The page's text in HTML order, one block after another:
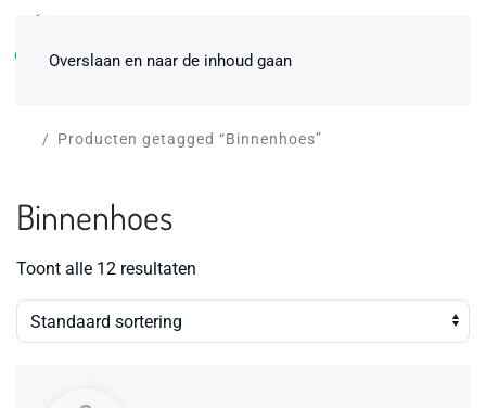
Overslaan en naar de inhoud gaan
Producten getagged “Binnenhoes”
Binnenhoes
Toont alle 12 resultaten